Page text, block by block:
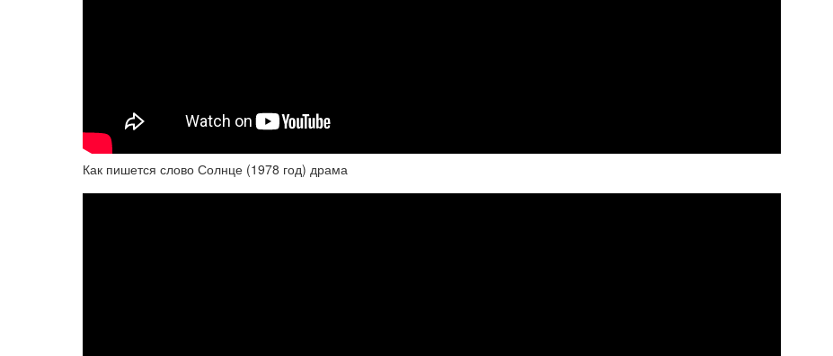
Как пишется слово Солнце (1978 год) драма